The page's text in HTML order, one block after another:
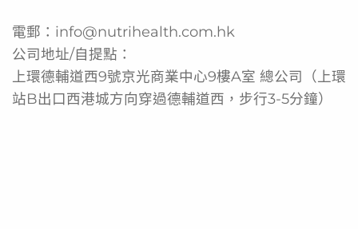
為吞嚥困難人士提供適口餐食
即沖即食方便照顧者準備
補充日常所需營養
電郵： info@nutrihealth.com.hk
公司地址/自提點：
上環德輔道西9號京光商業中心9樓A室 總公司（上環
站B出口西港城方向穿過德輔道西，步行3-5分鐘）